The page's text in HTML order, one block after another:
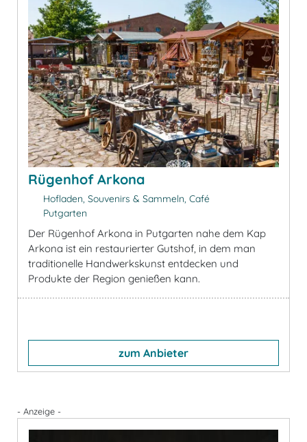
Rügenhof Arkona
Hofladen, Souvenirs & Sammeln, Café
Putgarten
Der Rügenhof Arkona in Putgarten nahe dem Kap
Arkona ist ein restaurierter Gutshof, in dem man
traditionelle Handwerkskunst entdecken und
Produkte der Region genießen kann.
zum Anbieter
- Anzeige -